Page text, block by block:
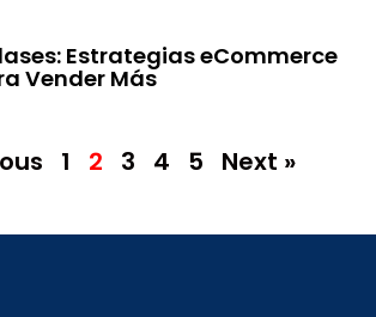
Estrategias eCommerce
Vender Más
1 2 3 4 5 Next »